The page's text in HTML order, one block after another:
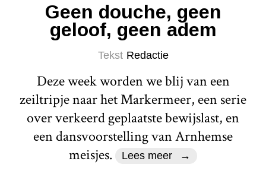
Geen douche, geen
geloof, geen adem
Tekst Redactie
Deze week worden we blij van een
zeiltripje naar het Markermeer, een serie
over verkeerd geplaatste bewijslast, en
een dansvoorstelling van Arnhemse
meisjes.
Lees meer